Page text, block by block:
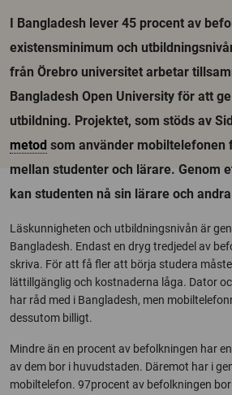
I Bangladesh lever 45 procent av
existensminimum och
från Örebro universitet arbetar
Bangladesh Open University för att
utbildning. Projektet, som stöds av
metod som använder mobiltelefonen
mellan studenter och lärare. Genom
kan studenten nå sin lärare och
Läskunnigheten och utbildningsnivån är
Bangladesh. Endast en dryg tredjedel av
skriva. För att få fler att börja studera
lättillgänglig och kostnaderna låga. Dator
har råd med i Bangladesh, men
dessutom billigt.
Mindre än en procent av befolkningen har
av dem bor i huvudstaden. Däremot har i
mobiltelefon. 97procent av befolkningen